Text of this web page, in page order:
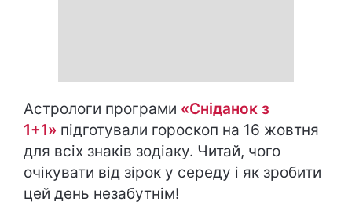
Астрологи програми «Сніданок з
1+1» підготували гороскоп на 16 жовтня
для всіх знаків зодіаку. Читай, чого
очікувати від зірок у середу і як зробити
цей день незабутнім!